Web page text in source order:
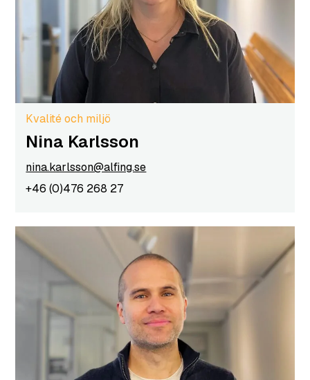
Kvalité och miljö
Nina Karlsson
nina.karlsson@alfing.se
+46 (0)476 268 27